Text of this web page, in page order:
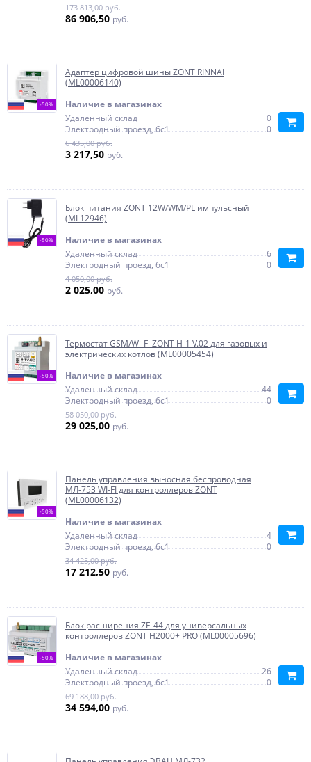
173 813,00 руб.
86 906,50 руб.
-50%
Адаптер цифровой шины ZONT RINNAI
(ML00006140)
Наличие в магазинах
Удаленный склад
0
Электродный проезд, 6с1
0
6 435,00 руб.
3 217,50 руб.
-50%
Блок питания ZONT 12W/WM/PL импульсный
(ML12946)
Наличие в магазинах
Удаленный склад
6
Электродный проезд, 6с1
0
4 050,00 руб.
2 025,00 руб.
-50%
Термостат GSM/Wi-Fi ZONT H-1 V.02 для газовых и
электрических котлов (ML00005454)
Наличие в магазинах
Удаленный склад
44
Электродный проезд, 6с1
0
58 050,00 руб.
29 025,00 руб.
-50%
Панель управления выносная беспроводная
МЛ-753 WI-FI для контроллеров ZONT
(ML00006132)
Наличие в магазинах
Удаленный склад
4
Электродный проезд, 6с1
0
34 425,00 руб.
17 212,50 руб.
-50%
Блок расширения ZE-44 для универсальных
контроллеров ZONT H2000+ PRO (ML00005696)
Наличие в магазинах
Удаленный склад
26
Электродный проезд, 6с1
0
69 188,00 руб.
34 594,00 руб.